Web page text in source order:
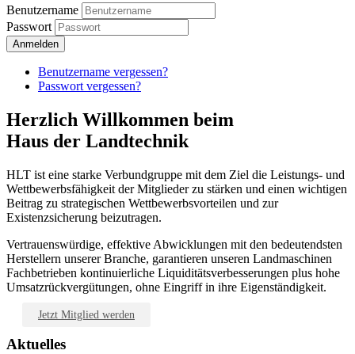
Benutzername
Passwort
Anmelden
Benutzername vergessen?
Passwort vergessen?
Herzlich Willkommen beim
Haus der Landtechnik
HLT ist eine starke Verbundgruppe mit dem Ziel die Leistungs- und
Wettbewerbsfähigkeit der Mitglieder zu stärken und einen wichtigen
Beitrag zu strategischen Wettbewerbsvorteilen und zur
Existenzsicherung beizutragen.
Vertrauenswürdige, effektive Abwicklungen mit den bedeutendsten
Herstellern unserer Branche, garantieren unseren Landmaschinen
Fachbetrieben kontinuierliche Liquiditätsverbesserungen plus hohe
Umsatzrückvergütungen, ohne Eingriff in ihre Eigenständigkeit.
Jetzt Mitglied werden
Aktuelles